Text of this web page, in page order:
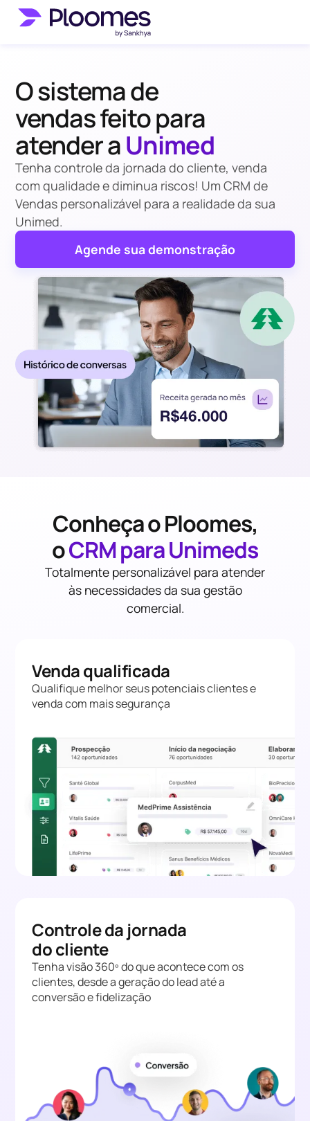
O sistema de
vendas feito para
atender aUnimed
Tenha controle da jornada do cliente, venda
com qualidade e diminua riscos! Um CRM de
Vendas personalizável para a realidade da sua
Unimed.
Agende sua demonstração
Conheça o Ploomes,
oCRM para Unimeds
Totalmente personalizável para atender
às necessidades da sua gestão
comercial.
Controle da jornada
do cliente
Tenha visão 360º do que acontece com os
clientes, desde a geração do lead até a
conversão e fidelização
Venda qualificada
Qualifique melhor seus potenciais clientes e
venda com mais segurança